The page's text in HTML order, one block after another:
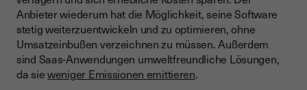
Anbieter wiederum hat die Möglichkeit, seine Software
stetig weiterzuentwickeln und zu optimieren, ohne
Umsatzeinbußen verzeichnen zu müssen. Außerdem
sind Saas-Anwendungen umweltfreundliche Lösungen,
da sieweniger Emissionen emittieren.